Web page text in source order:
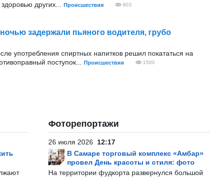
других...
Происшествия 803
задержали пьяного водителя, грубо
употребления спиртных напитков решил покататься на
поступок...
Происшествия 1500
Фоторепортажи
26 июля 2026 12:17
В Самаре торговый комплекс «Амбар»
провел День красоты и стиля: фото
На территории фудкорта развернулся большой